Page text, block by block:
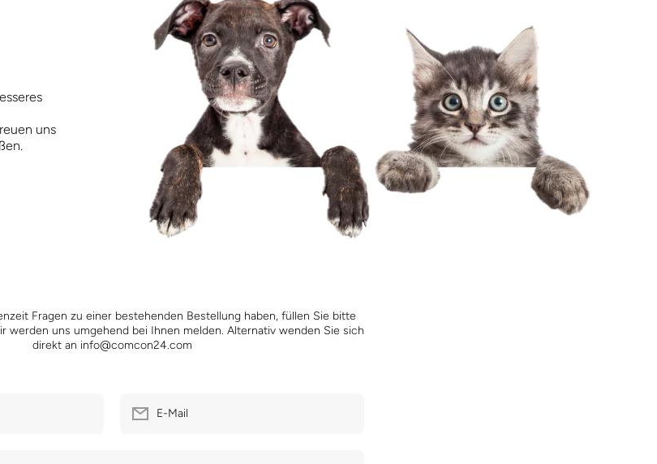
uns
Fragen zu einer bestehenden Bestellung haben, füllen Sie bitte
werden uns umgehend bei Ihnen melden. Alternativ wenden Sie sich
direkt an info@comcon24.com
E-Mail